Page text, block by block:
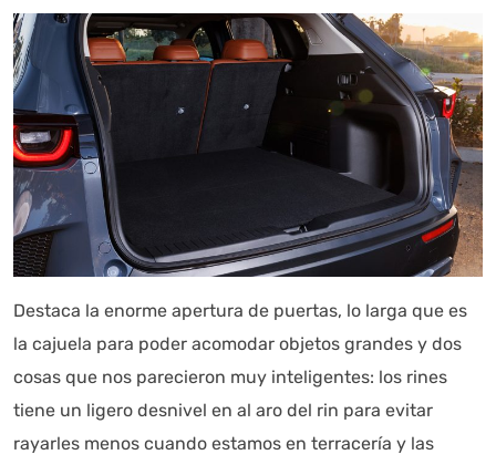
Destaca la enorme apertura de puertas, lo larga que es
la cajuela para poder acomodar objetos grandes y dos
cosas que nos parecieron muy inteligentes: los rines
tiene un ligero desnivel en al aro del rin para evitar
rayarles menos cuando estamos en terracería y las